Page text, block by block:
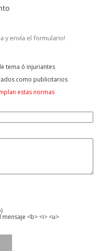
y envía el formulario!
tema ó injuriantes
como publicitarios
estas normas
<b> <i> <u>